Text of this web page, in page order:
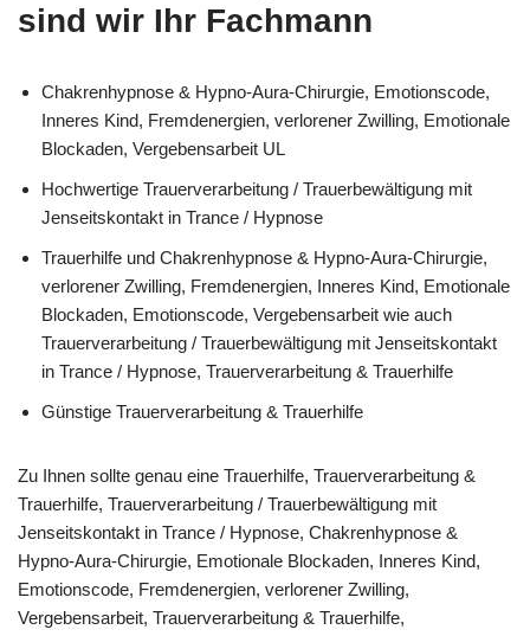
sind wir Ihr Fachmann
Chakrenhypnose & Hypno-Aura-Chirurgie, Emotionscode,
Inneres Kind, Fremdenergien, verlorener Zwilling, Emotionale
Blockaden, Vergebensarbeit UL
Hochwertige Trauerverarbeitung / Trauerbewältigung mit
Jenseitskontakt in Trance / Hypnose
Trauerhilfe und Chakrenhypnose & Hypno-Aura-Chirurgie,
verlorener Zwilling, Fremdenergien, Inneres Kind, Emotionale
Blockaden, Emotionscode, Vergebensarbeit wie auch
Trauerverarbeitung / Trauerbewältigung mit Jenseitskontakt
in Trance / Hypnose, Trauerverarbeitung & Trauerhilfe
Günstige Trauerverarbeitung & Trauerhilfe
Zu Ihnen sollte genau eine Trauerhilfe, Trauerverarbeitung &
Trauerhilfe, Trauerverarbeitung / Trauerbewältigung mit
Jenseitskontakt in Trance / Hypnose, Chakrenhypnose &
Hypno-Aura-Chirurgie, Emotionale Blockaden, Inneres Kind,
Emotionscode, Fremdenergien, verlorener Zwilling,
Vergebensarbeit, Trauerverarbeitung & Trauerhilfe,